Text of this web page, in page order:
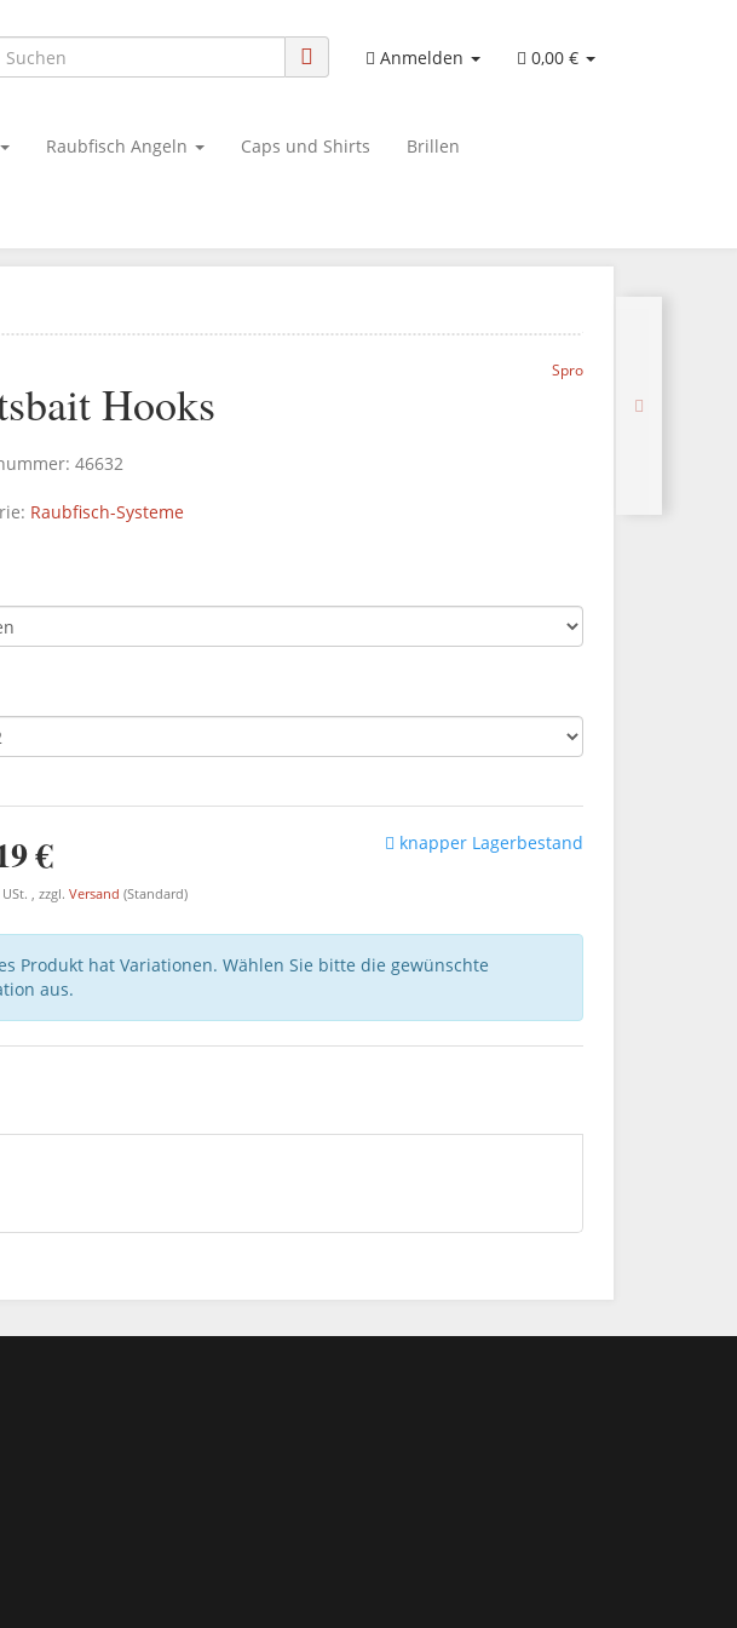
Anmelden 0,00 €
Raubfisch Angeln Caps und Shirts Brillen
Spro
Hooks
46632
Raubfisch-Systeme
€
, zzgl. Versand (Standard)
knapper Lagerbestand
Produkt hat Variationen. Wählen Sie bitte die gewünschte
aus.